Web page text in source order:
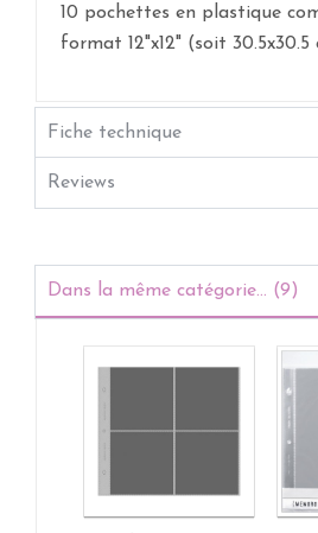
10 pochettes en plastique
format 12"x12" (soit 30.5x30.5
Fiche technique
Reviews
Dans la même catégorie... (9)